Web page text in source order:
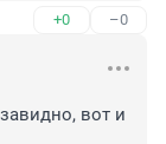
+0 –0
вот и